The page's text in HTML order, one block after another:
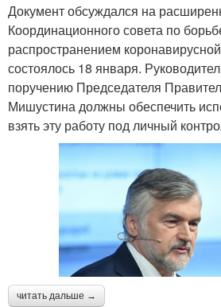
Документ обсуждался на
Координационного совета по
распространением
состоялось 18 января.
поручению Председателя
Мишустина должны обеспечить
взять эту работу под личный
читать дальше →